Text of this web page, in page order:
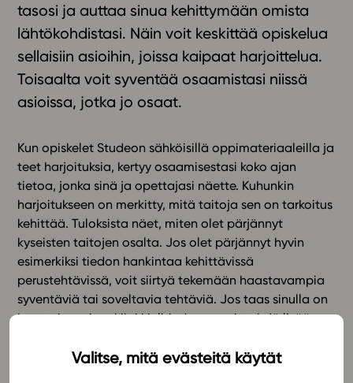
Valitse, mitä evästeitä käytät
Ohjevideot
Oppikirjailijat
Tiimi
Tietoa meistä
Eettiset periaatteet tekoälyn käyttöön
Tilaa uutiskirje
Ota yhteyttä
In English
tasosi ja auttaa sinua kehittymään omista
lähtökohdistasi. Näin voit keskittää opiskelua
sellaisiin asioihin, joissa kaipaat harjoittelua.
Toisaalta voit syventää osaamistasi niissä
asioissa, jotka jo osaat.
Kun opiskelet Studeon sähköisillä oppimateriaaleilla ja
teet harjoituksia, kertyy osaamisestasi koko ajan
tietoa, jonka sinä ja opettajasi näette. Kuhunkin
harjoitukseen on merkitty, mitä taitoja sen on tarkoitus
kehittää. Tuloksista näet, miten olet pärjännyt
kyseisten taitojen osalta. Jos olet pärjännyt hyvin
esimerkiksi tiedon hankintaa kehittävissä
perustehtävissä, voit siirtyä tekemään haastavampia
syventäviä tai soveltavia tehtäviä. Jos taas sinulla on
haasteita esimerkiksi kielitiedossa, voit tehdä lisää